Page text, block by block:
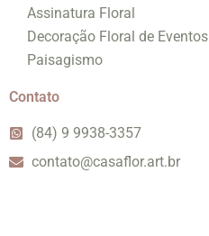
Assinatura Floral
Decoração Floral de Eventos
Paisagismo
Contato
(84) 9 9938-3357
contato@casaflor.art.br